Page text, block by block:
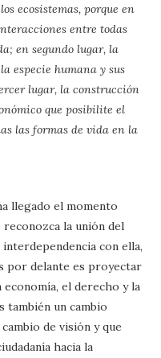
ecosistemas, porque en
entre todas
en segundo lugar, la
especie humana y sus
lugar, la construcción
que posibilite el
las formas de vida en la
llegado el momento
reconozca la unión del
con ella,
por delante es proyectar
economía, el derecho y la
también un cambio
de visión y que
hacia la